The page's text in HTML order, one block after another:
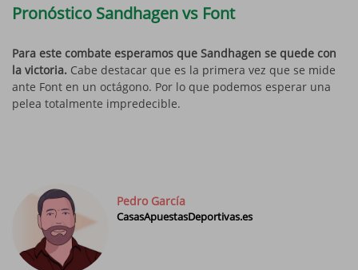
Pronóstico Sandhagen vs Font
Para este combate esperamos que Sandhagen se quede con
la victoria. Cabe destacar que es la primera vez que se mide
ante Font en un octágono. Por lo que podemos esperar una
pelea totalmente impredecible.
Pedro García
CasasApuestasDeportivas.es